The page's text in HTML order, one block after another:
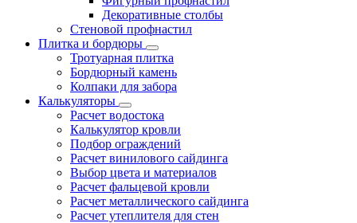
Декоративные столбы
Стеновой профнастил
Плитка и бордюры
Тротуарная плитка
Бордюрный камень
Колпаки для забора
Калькуляторы
Расчет водостока
Калькулятор кровли
Подбор ограждений
Расчет винилового сайдинга
Выбор цвета и материалов
Расчет фальцевой кровли
Расчет металлического сайдинга
Расчет утеплителя для стен